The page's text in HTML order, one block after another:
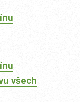
všech